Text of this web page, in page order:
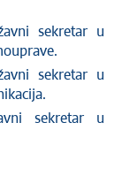
sekretar u
sekretar u
sekretar u